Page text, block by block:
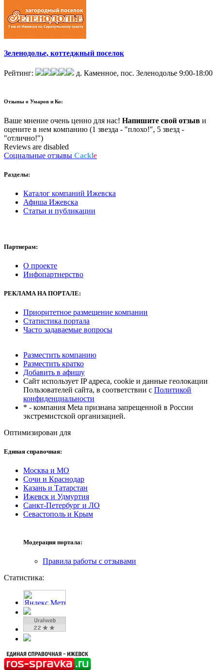
Зеленодолье, коттеджный поселок
Рейтинг: д. Каменное, пос. Зеленодолье 9:00-18:00
Отзывы о Умаров и Ко:
Ваше мнение очень ценно для нас! Напишите свой отзыв и
оцените в нем компанию (1 звезда - "плохо!", 5 звезд -
"отлично!")
Reviews are disabled
Социальные отзывы Cackle
Разделы:
Каталог компаний Ижевска
Афиша Ижевска
Статьи и публикации
Партнерам:
О проекте
Инфопартнерство
РЕКЛАМА НА ПОРТАЛЕ:
Приоритетное размещение компании
Статистика портала
Часто задаваемые вопросы
Разместить компанию
Разместить кратко
Добавить в афишу
Сайт использует IP адреса, cookie и данные геолокации
Пользователей сайта, в соответствии с Политикой
конфиденциальности
* - компания Meta признана запрещенной в России
экстремистской организацией.
Оптимизирован для
Единая справочная:
Москва и МО
Сочи и Краснодар
Казань и Татарстан
Ижевск и Удмуртия
Санкт-Петербург и ЛО
Севастополь и Крым
Модерация портала:
Правила работы с отзывами
Статистика: